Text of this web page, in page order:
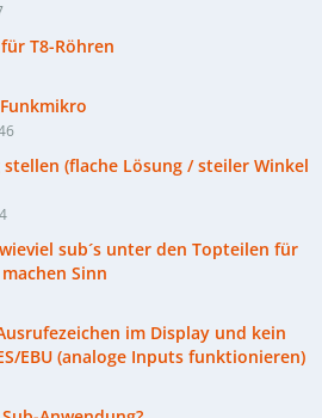
T8-Röhren
(flache Lösung / steiler Winkel
sub´s unter den Topteilen für
Sinn
im Display und kein
EBU (analoge Inputs funktionieren)